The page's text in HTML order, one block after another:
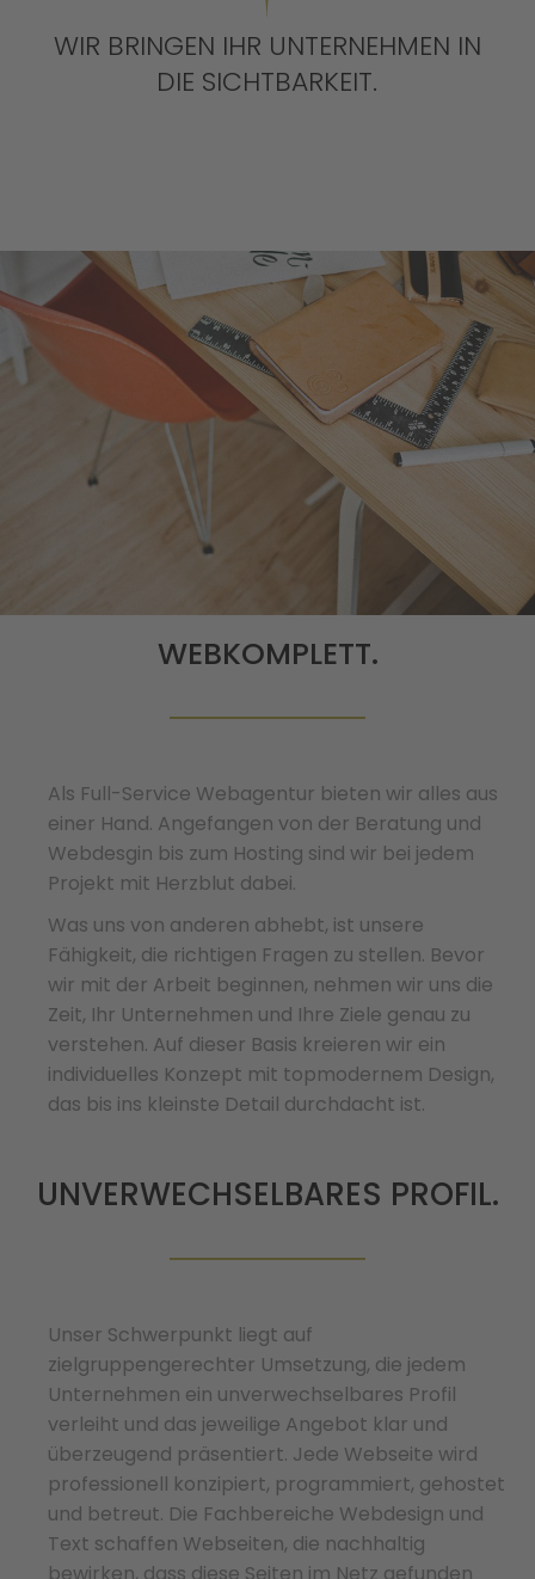
WIR BRINGEN IHR UNTERNEHMEN IN
DIE SICHTBARKEIT.
WEBKOMPLETT.
Als Full-Service Webagentur bieten wir alles aus
einer Hand. Angefangen von der Beratung und
Webdesgin bis zum Hosting sind wir bei jedem
Projekt mit Herzblut dabei.
Was uns von anderen abhebt, ist unsere
Fähigkeit, die richtigen Fragen zu stellen. Bevor
wir mit der Arbeit beginnen, nehmen wir uns die
Zeit, Ihr Unternehmen und Ihre Ziele genau zu
verstehen. Auf dieser Basis kreieren wir ein
individuelles Konzept mit topmodernem Design,
das bis ins kleinste Detail durchdacht ist.
UNVERWECHSELBARES PROFIL.
Unser Schwerpunkt liegt auf
zielgruppengerechter Umsetzung, die jedem
Unternehmen ein unverwechselbares Profil
verleiht und das jeweilige Angebot klar und
überzeugend präsentiert. Jede Webseite wird
professionell konzipiert, programmiert, gehostet
und betreut. Die Fachbereiche Webdesign und
Text schaffen Webseiten, die nachhaltig
bewirken, dass diese Seiten im Netz gefunden